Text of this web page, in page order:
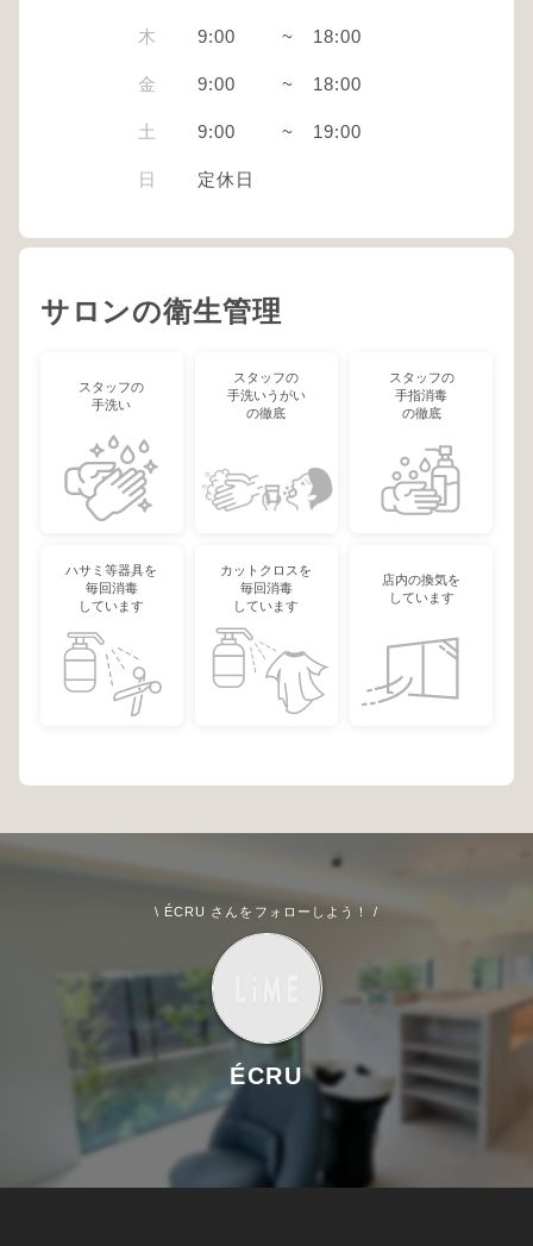
木 9:00 ~ 18:00
金 9:00 ~ 18:00
土 9:00 ~ 19:00
日 定休日
サロンの衛生管理
スタッフの
手洗い
スタッフの
手洗いうがい
の徹底
スタッフの
手指消毒
の徹底
ハサミ等器具を
毎回消毒
しています
カットクロスを
毎回消毒
しています
店内の換気を
しています
\ ÉCRU さんをフォローしよう！ /
ÉCRU